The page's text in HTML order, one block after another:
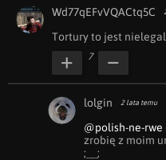
Wd77qEFvVQACtq5C
Tortury to jest
7
lolgin 2 lata temu
@polish-ne-rwe
zrobię z moim
;__;